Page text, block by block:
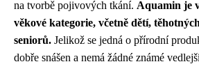
na tvorbě pojivových tkání. Aquamin je
věkové kategorie, včetně dětí,
seniorů. Jelikož se jedná o přírodní
dobře snášen a nemá žádné známé